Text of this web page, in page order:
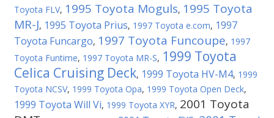
Toyota FLV, 1995 Toyota Moguls, 1995 Toyota
MR-J, 1995 Toyota Prius, 1997 Toyota e.com, 1997
Toyota Funcargo, 1997 Toyota Funcoupe, 1997
Toyota Funtime, 1997 Toyota MR-S, 1999 Toyota
Celica Cruising Deck, 1999 Toyota HV-M4, 1999
Toyota NCSV, 1999 Toyota Opa, 1999 Toyota Open Deck,
1999 Toyota Will Vi, 1999 Toyota XYR, 2001 Toyota